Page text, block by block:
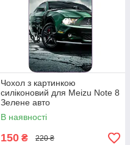
Чохол з картинкою
силіконовий для Meizu Note 8
Зелене авто
В наявності
150 ₴ 220 ₴